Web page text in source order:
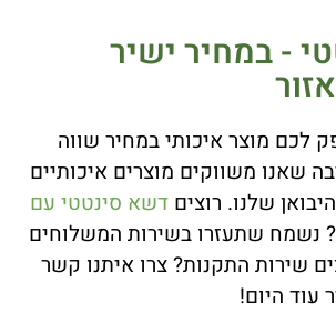
- במחיר ישיר
לכם מוצר איכותי במחיר שווה
שאנו משווקים מוצרים איכותיים
שלנו. רוצים דשא סינטטי עם
? נשמח שתעזרו בשירות המשלוחים
שירות התקנות? צרו איתנו קשר
עוד היום!